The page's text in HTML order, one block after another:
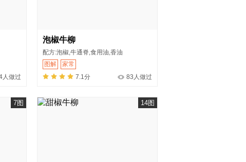
人做过
泡椒牛柳
配方:泡椒,牛通脊,食用油,香油
图解
家常
7.1分
83人做过
7图 14图